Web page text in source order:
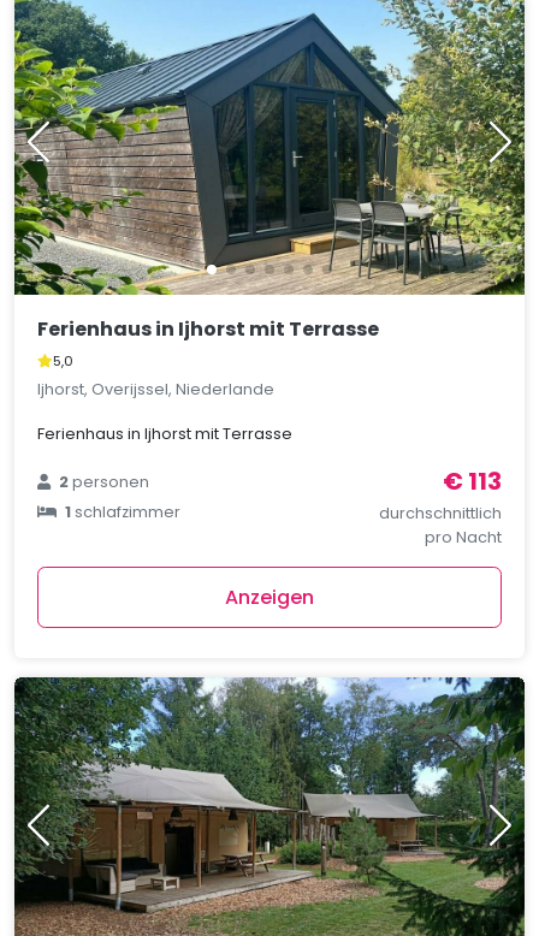
Ferienhaus in Ijhorst mit Terrasse
5,0
Ijhorst, Overijssel, Niederlande
Ferienhaus in Ijhorst mit Terrasse
2personen
1schlafzimmer
€ 113
durchschnittlich
pro Nacht
Anzeigen